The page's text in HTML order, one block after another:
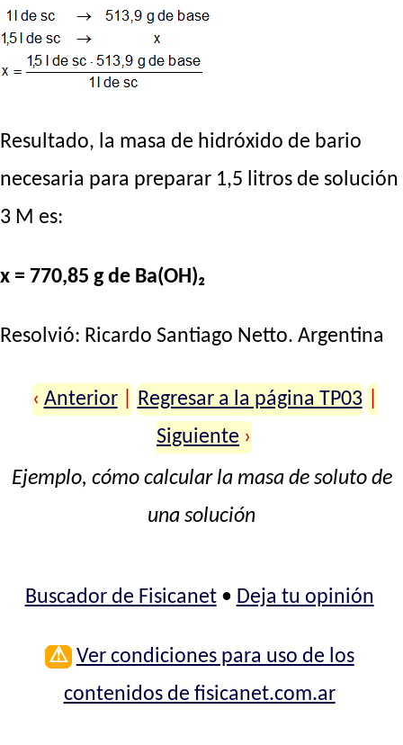
Resultado, la masa de hidróxido de bario
necesaria para preparar 1,5 litros de solución
3 M es:
x = 770,85 g de Ba(OH)₂
Resolvió: Ricardo Santiago Netto. Argentina
‹ Anterior Regresar a la página TP03
Siguiente ›
Ejemplo, cómo calcular la masa de soluto de
una solución
Buscador de Fisicanet• Deja tu opinión
⚠ Ver condiciones para uso de los
contenidos de fisicanet.com.ar